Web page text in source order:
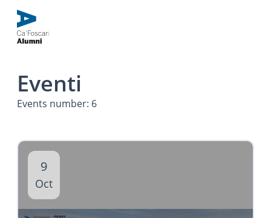
Eventi
Events number: 6
9
Oct